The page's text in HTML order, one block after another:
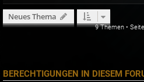
Neues Thema
9 Themen • Seite
BERECHTIGUNGEN IN DIESEM